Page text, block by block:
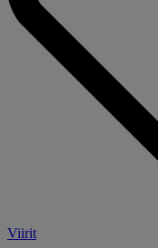
Viirit